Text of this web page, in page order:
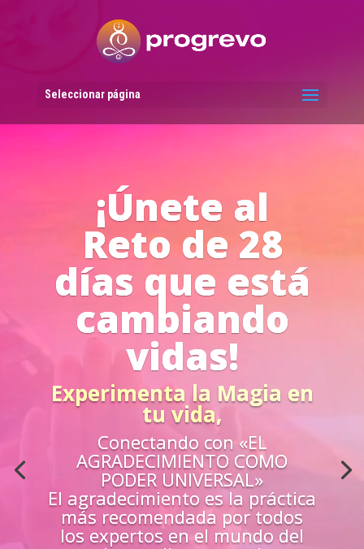
Seleccionar página
Líderes del
Progreso en
Acción
¿Sientes que no estás
preparado para los retos de la
vida?
Aprende«EN VIVO» de los mejores
guías y
maestros y superarte en todas las
áreas de tu vida